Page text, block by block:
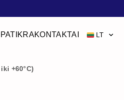
KONTAKTAI LT
+60°C)